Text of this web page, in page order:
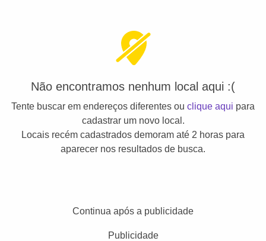
Não encontramos nenhum local aqui :(
Tente buscar em endereços diferentes ou clique aqui para
cadastrar um novo local.
Locais recém cadastrados demoram até 2 horas para
aparecer nos resultados de busca.
Continua após a publicidade
Publicidade